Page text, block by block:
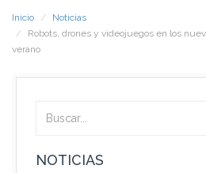
Inicio
Noticias
Robots, drones y videojuegos en los
verano
NOTICIAS